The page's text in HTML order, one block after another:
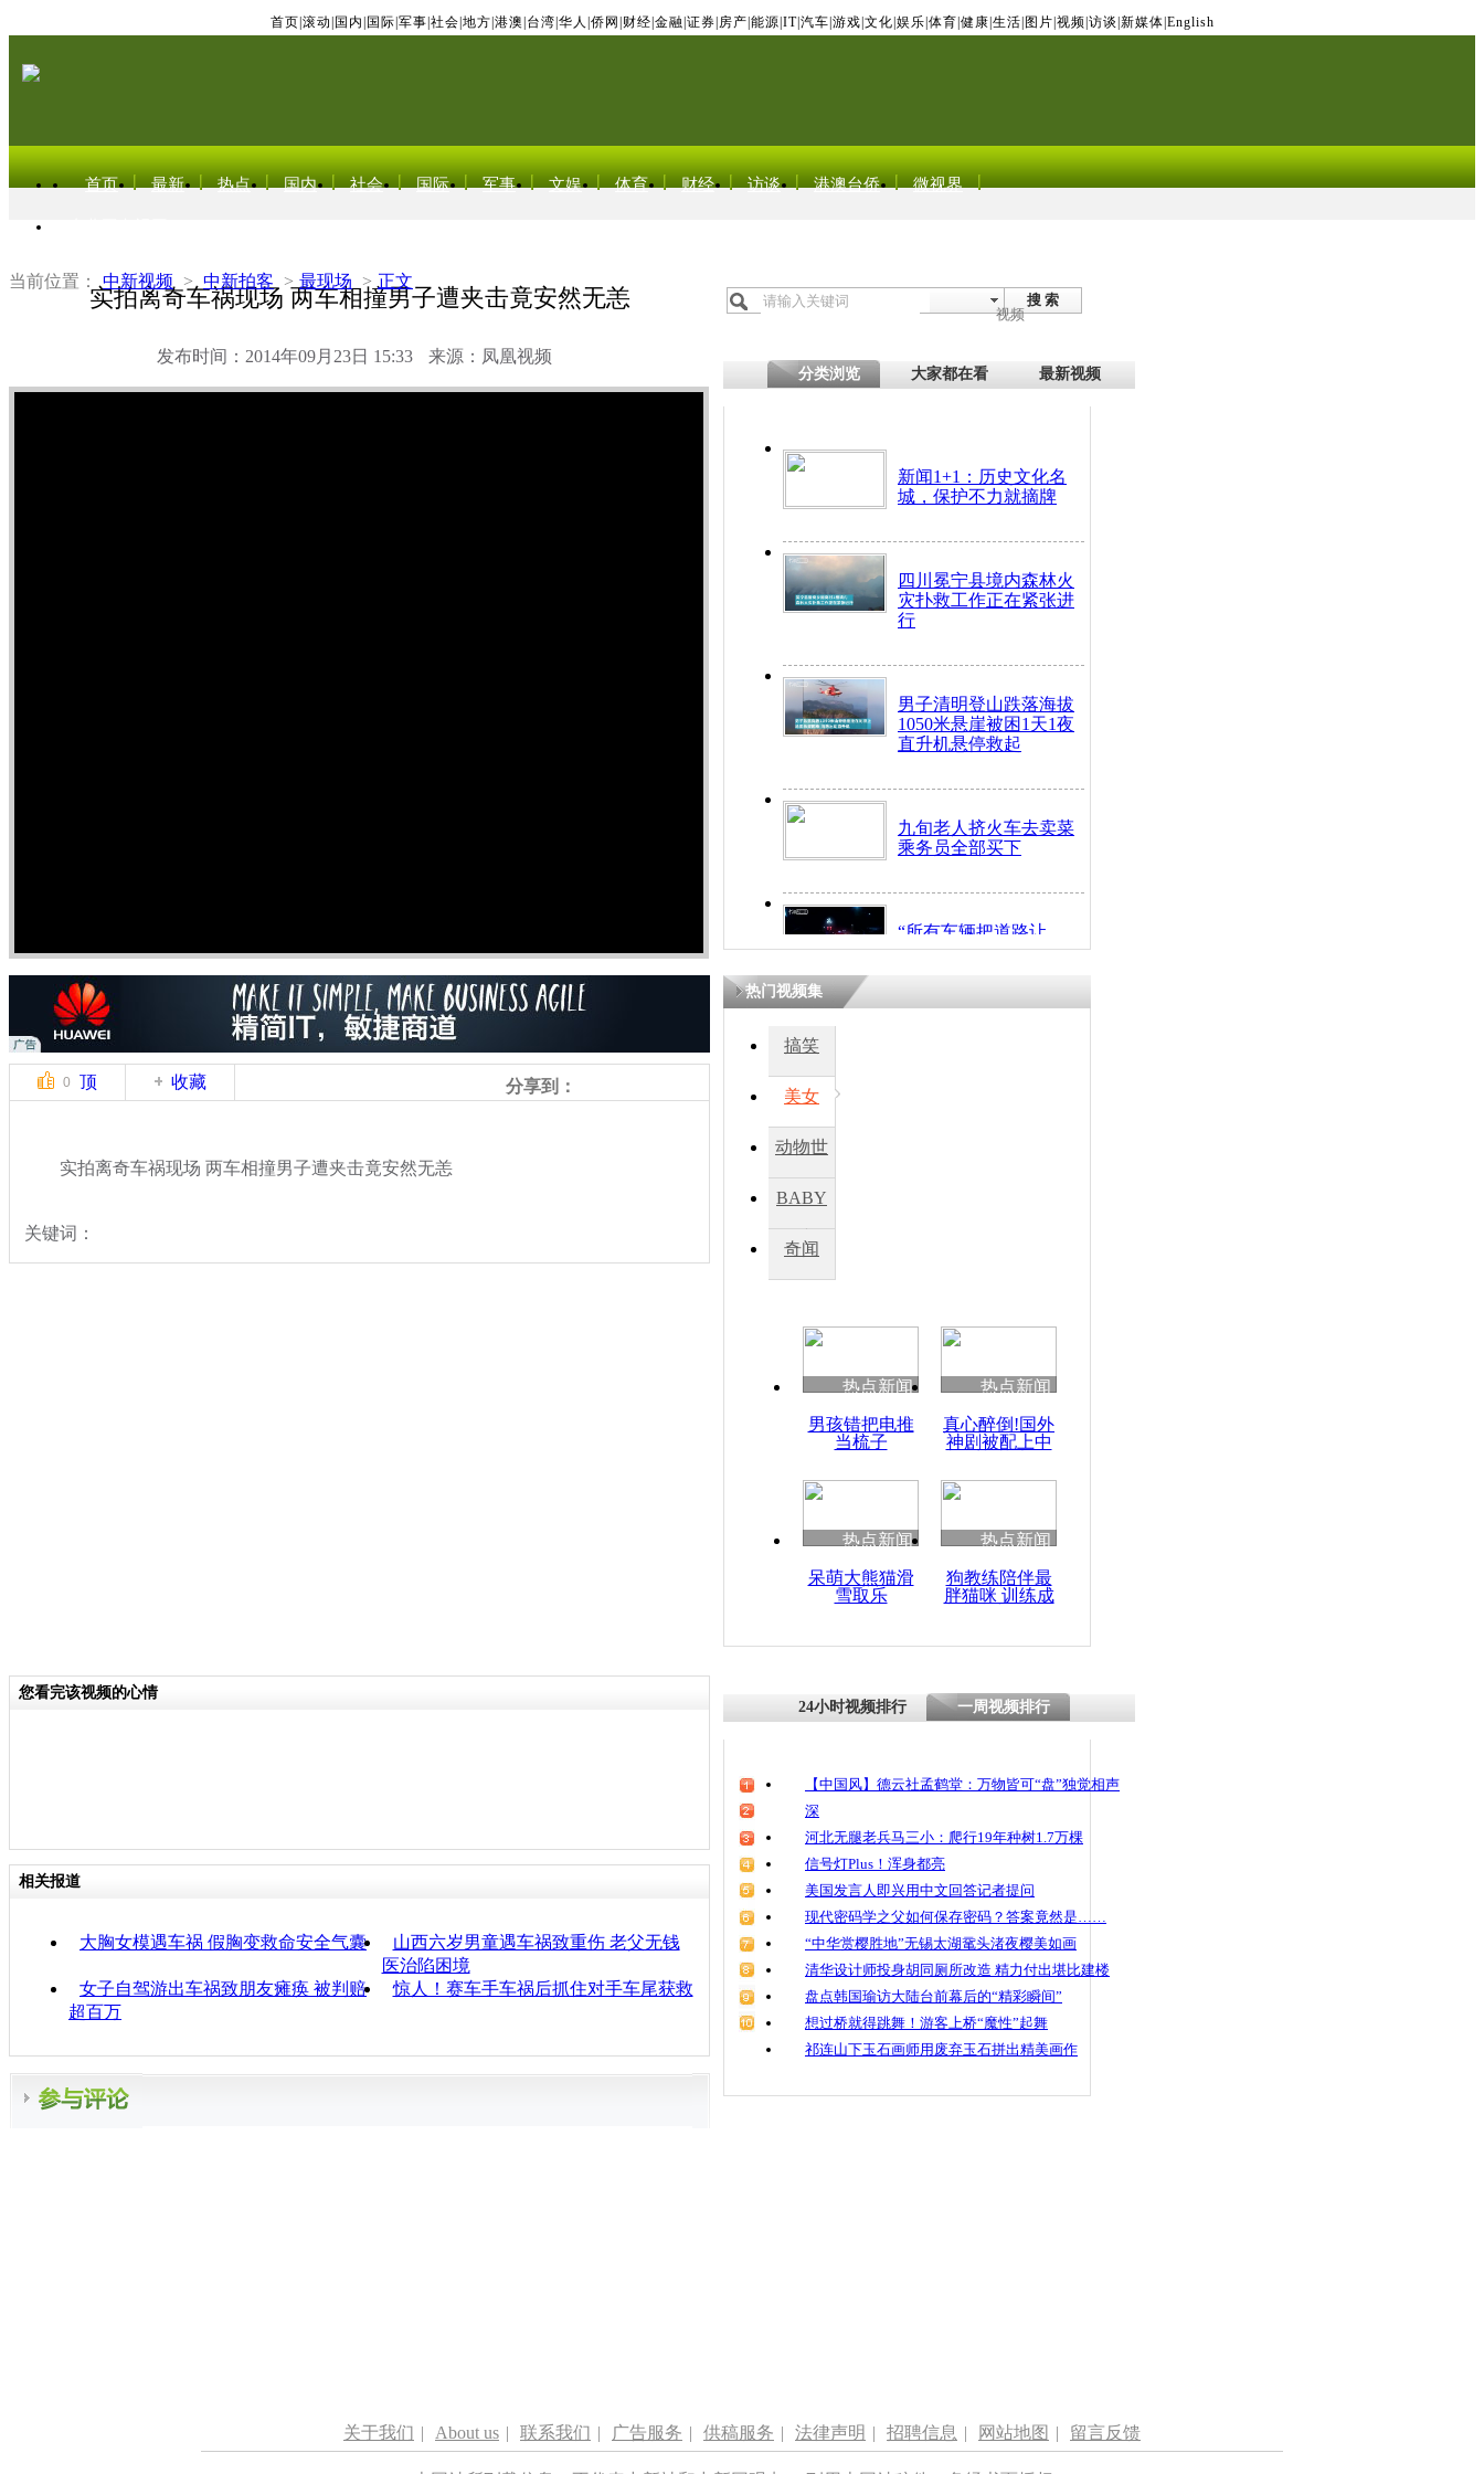
首页 滚动 国内 国际 军事 社会 地方 港澳 台湾 华人 侨网 财经 金融 证券 房产 能源 IT| 汽车 游戏 文化 娱乐 体育 健康 生活 图片 视频 访谈 新媒体 English
首页 最新 热点 国内 社会 国际 军事 文娱 体育 财经 访谈 港澳台侨 微视界
当前位置： 中新视频 > 中新拍客 > 最现场 > 正文
实拍离奇车祸现场 两车相撞男子遭夹击竟安然无恙
发布时间：2014年09月23日 15:33 来源：凤凰视频
搜 索
视频
分类浏览 大家都在看 最新视频
新闻1+1：历史文化名
城，保护不力就摘牌
四川冕宁县境内森林火
灾扑救工作正在紧张进
行
男子清明登山跌落海拔
1050米悬崖被困1天1夜
直升机悬停救起
九旬老人挤火车去卖菜
乘务员全部买下
“所有车辆把道路让
开！”儿童突发疾病交
因
度苗族花山节
魂
0 顶 收藏 分享到：
实拍离奇车祸现场 两车相撞男子遭夹击竟安然无恙
关键词：
热门视频集
搞笑
美女
动物世
BABY
秀
奇闻
热点新闻
男孩错把电推
当梳子
热点新闻
真心醉倒!国外
神剧被配上中
热点新闻
呆萌大熊猫滑
雪取乐
热点新闻
狗教练陪伴最
胖猫咪 训练成
您看完该视频的心情
相关报道
大胸女模遇车祸 假胸变救命安全气囊
山西六岁男童遇车祸致重伤 老父无钱
医治陷困境
女子自驾游出车祸致朋友瘫痪 被判赔
超百万
惊人！赛车手车祸后抓住对手车尾获救
24小时视频排行 一周视频排行
【中国风】德云社孟鹤堂：万物皆可“盘”独觉相声
深
河北无腿老兵马三小：爬行19年种树1.7万棵
信号灯Plus！浑身都亮
美国发言人即兴用中文回答记者提问
现代密码学之父如何保存密码？答案竟然是……
“中华赏樱胜地”无锡太湖鼋头渚夜樱美如画
清华设计师投身胡同厕所改造 精力付出堪比建楼
盘点韩国瑜访大陆台前幕后的“精彩瞬间”
想过桥就得跳舞！游客上桥“魔性”起舞
祁连山下玉石画师用废弃玉石拼出精美画作
关于我们 | About us | 联系我们 | 广告服务 | 供稿服务 | 法律声明 | 招聘信息 | 网站地图 | 留言反馈